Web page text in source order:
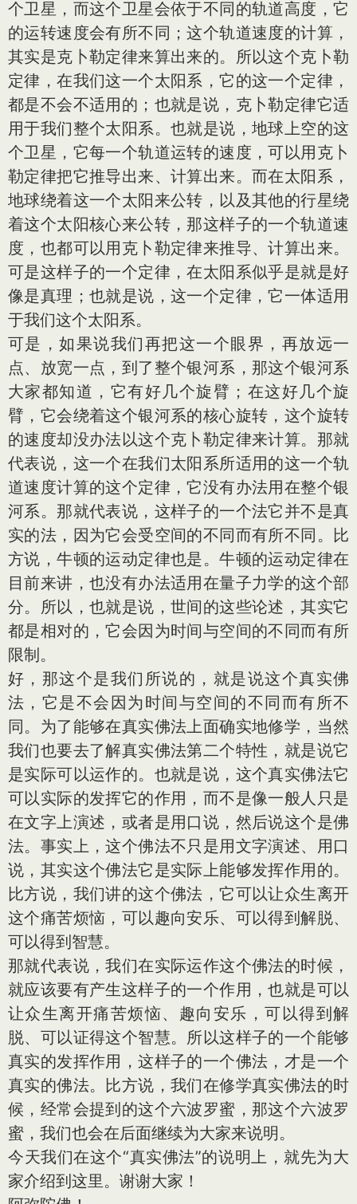
个卫星，而这个卫星会依于不同的轨道高度，它
的运转速度会有所不同；这个轨道速度的计算，
其实是克卜勒定律来算出来的。所以这个克卜勒
定律，在我们这一个太阳系，它的这一个定律，
都是不会不适用的；也就是说，克卜勒定律它适
用于我们整个太阳系。也就是说，地球上空的这
个卫星，它每一个轨道运转的速度，可以用克卜
勒定律把它推导出来、计算出来。而在太阳系，
地球绕着这一个太阳来公转，以及其他的行星绕
着这个太阳核心来公转，那这样子的一个轨道速
度，也都可以用克卜勒定律来推导、计算出来。
可是这样子的一个定律，在太阳系似乎是就是好
像是真理；也就是说，这一个定律，它一体适用
于我们这个太阳系。
可是，如果说我们再把这一个眼界，再放远一
点、放宽一点，到了整个银河系，那这个银河系
大家都知道，它有好几个旋臂；在这好几个旋
臂，它会绕着这个银河系的核心旋转，这个旋转
的速度却没办法以这个克卜勒定律来计算。那就
代表说，这一个在我们太阳系所适用的这一个轨
道速度计算的这个定律，它没有办法用在整个银
河系。那就代表说，这样子的一个法它并不是真
实的法，因为它会受空间的不同而有所不同。比
方说，牛顿的运动定律也是。牛顿的运动定律在
目前来讲，也没有办法适用在量子力学的这个部
分。所以，也就是说，世间的这些论述，其实它
都是相对的，它会因为时间与空间的不同而有所
限制。
好，那这个是我们所说的，就是说这个真实佛
法，它是不会因为时间与空间的不同而有所不
同。为了能够在真实佛法上面确实地修学，当然
我们也要去了解真实佛法第二个特性，就是说它
是实际可以运作的。也就是说，这个真实佛法它
可以实际的发挥它的作用，而不是像一般人只是
在文字上演述，或者是用口说，然后说这个是佛
法。事实上，这个佛法不只是用文字演述、用口
说，其实这个佛法它是实际上能够发挥作用的。
比方说，我们讲的这个佛法，它可以让众生离开
这个痛苦烦恼，可以趣向安乐、可以得到解脱、
可以得到智慧。
那就代表说，我们在实际运作这个佛法的时候，
就应该要有产生这样子的一个作用，也就是可以
让众生离开痛苦烦恼、趣向安乐，可以得到解
脱、可以证得这个智慧。所以这样子的一个能够
真实的发挥作用，这样子的一个佛法，才是一个
真实的佛法。比方说，我们在修学真实佛法的时
候，经常会提到的这个六波罗蜜，那这个六波罗
蜜，我们也会在后面继续为大家来说明。
今天我们在这个“真实佛法”的说明上，就先为大
家介绍到这里。谢谢大家！